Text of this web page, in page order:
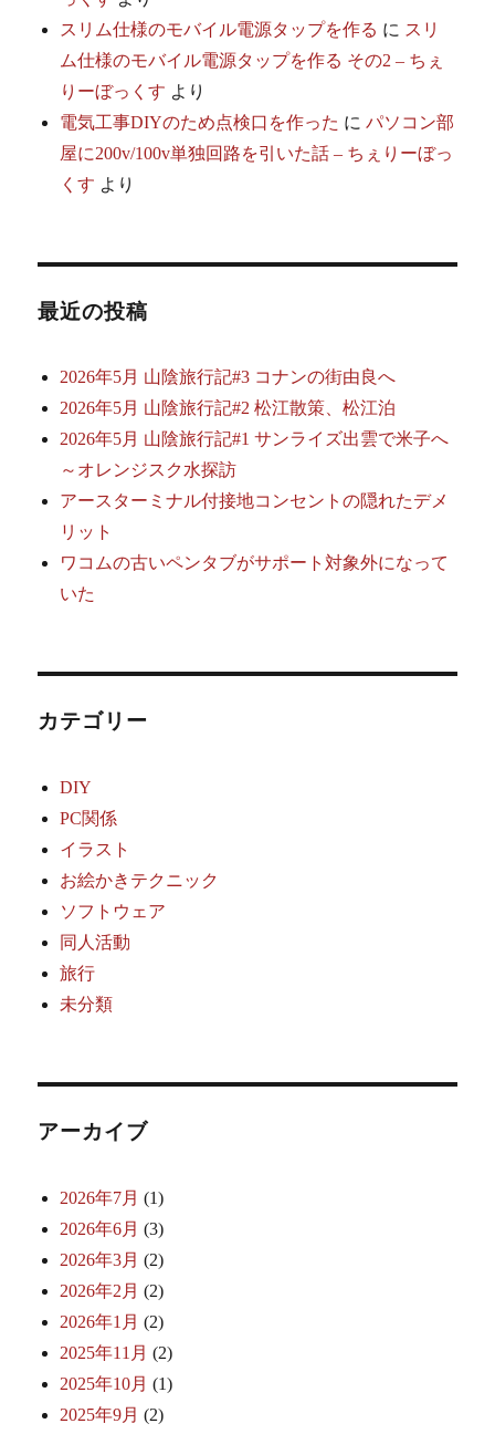
スリム仕様のモバイル電源タップを作る に スリ
ム仕様のモバイル電源タップを作る その2 – ちぇ
りーぼっくす より
電気工事DIYのため点検口を作った にパソコン部
屋に200v/100v単独回路を引いた話 – ちぇりーぼっ
くす より
最近の投稿
2026年5月 山陰旅行記#3 コナンの街由良へ
2026年5月 山陰旅行記#2 松江散策、松江泊
2026年5月 山陰旅行記#1 サンライズ出雲で米子へ
～オレンジスク水探訪
アースターミナル付接地コンセントの隠れたデメ
リット
ワコムの古いペンタブがサポート対象外になって
いた
カテゴリー
DIY
PC関係
イラスト
お絵かきテクニック
ソフトウェア
同人活動
旅行
未分類
アーカイブ
2026年7月 (1)
2026年6月 (3)
2026年3月 (2)
2026年2月 (2)
2026年1月 (2)
2025年11月 (2)
2025年10月 (1)
2025年9月 (2)